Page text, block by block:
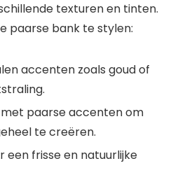
texturen en tinten.
paarse bank te stylen:
accenten zoals goud of
paarse accenten om
te creëren.
frisse en natuurlijke